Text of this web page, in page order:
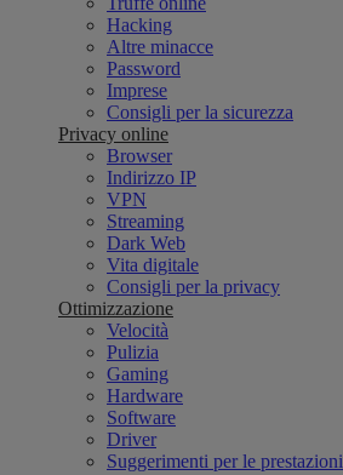
Hacking
Altre minacce
Password
Imprese
Consigli per la sicurezza
Privacy online
Browser
Indirizzo IP
VPN
Streaming
Dark Web
Vita digitale
Consigli per la privacy
Ottimizzazione
Velocità
Pulizia
Gaming
Hardware
Software
Driver
Suggerimenti per le prestazioni